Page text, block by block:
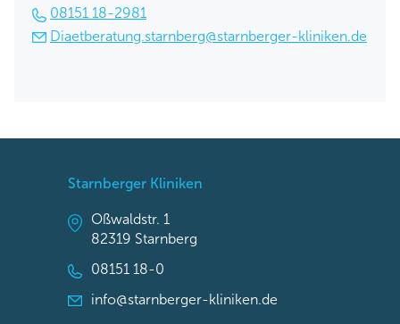
08151 18-2981
Diaetberatung.starnberg@starnberger-kliniken.de
Starnberger Kliniken
Oßwaldstr. 1
82319 Starnberg
08151 18-0
info@starnberger-kliniken.de